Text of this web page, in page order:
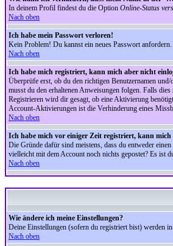
In deinem Profil findest du die Option Online-Status
Nach oben
Ich habe mein Passwort verloren!
Kein Problem! Du kannst ein neues Passwort
Nach oben
Ich habe mich registriert, kann mich aber nicht
Überprüfe erst, ob du den richtigen Benutzernamen
musst du den erhaltenen Anweisungen folgen. Falls
Registrieren wird dir gesagt, ob eine Aktivierung
Account-Aktivierungen ist die Verhinderung eines
Nach oben
Ich habe mich vor einiger Zeit registriert, kann mich
Die Gründe dafür sind meistens, dass du entweder
vielleicht mit dem Account noch nichts gepostet? Es ist
Nach oben
Wie ändere ich meine Einstellungen?
Deine Einstellungen (sofern du registriert bist) werden
Nach oben